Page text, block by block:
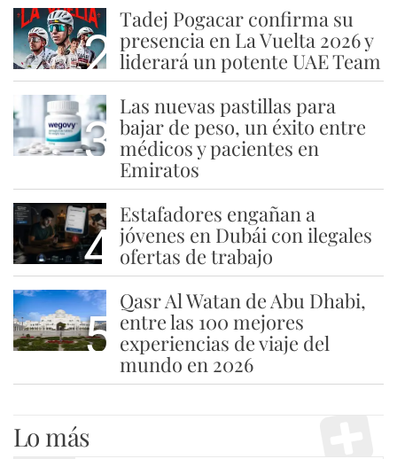
2
Tadej Pogacar confirma su
presencia en La Vuelta 2026 y
liderará un potente UAE Team
3
Las nuevas pastillas para
bajar de peso, un éxito entre
médicos y pacientes en
Emiratos
4
Estafadores engañan a
jóvenes en Dubái con ilegales
ofertas de trabajo
5
Qasr Al Watan de Abu Dhabi,
entre las 100 mejores
experiencias de viaje del
mundo en 2026
Lo más